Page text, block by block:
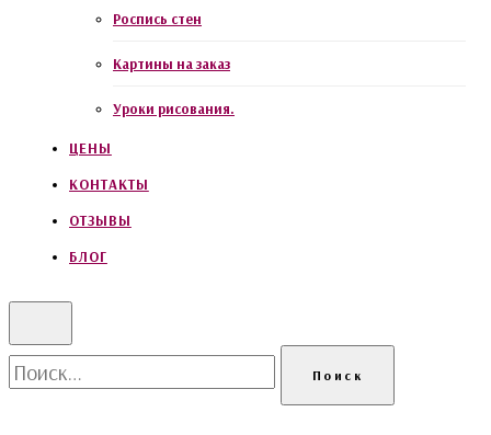
Роспись стен
Картины на заказ
Уроки рисования.
ЦЕНЫ
КОНТАКТЫ
ОТЗЫВЫ
БЛОГ
Найти: